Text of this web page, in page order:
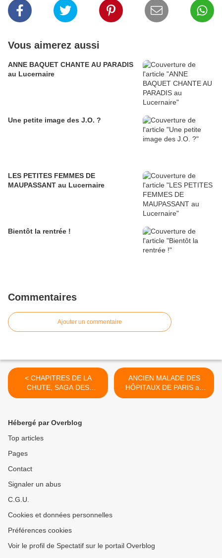
Vous aimerez aussi
ANNE BAQUET CHANTE AU PARADIS
au Lucernaire
Une petite image des J.O. ?
LES PETITES FEMMES DE
MAUPASSANT au Lucernaire
Bientôt la rentrée !
Commentaires
Ajouter un commentaire
< CHAPITRES DE LA
CHUTE, SAGA DES
LEHMAN BROTHERS au
ANCIEN MALADE DES
HÔPITAUX DE PARIS au
Théâtre de l'Atelier >
Hébergé par Overblog
Top articles
Pages
Contact
Signaler un abus
C.G.U.
Cookies et données personnelles
Préférences cookies
Voir le profil de Spectatif sur le portail Overblog